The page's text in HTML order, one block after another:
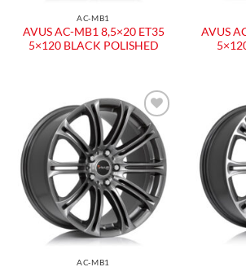
AC-MB1
AVUS AC-MB1 8,5×20 ET35
5×120 BLACK POLISHED
AVUS
Aggiungi
alla lista
dei
desideri
AC-MB1